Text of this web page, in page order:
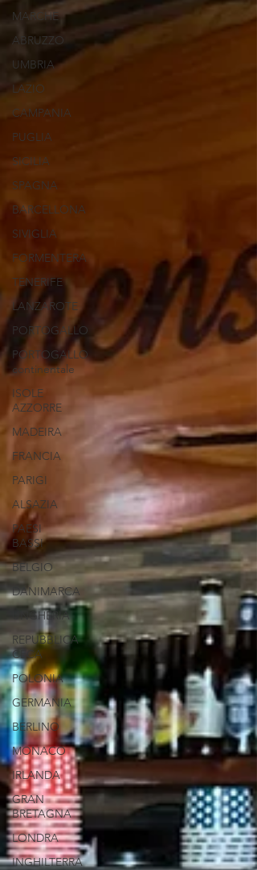
MARCHE
ABRUZZO
UMBRIA
LAZIO
CAMPANIA
PUGLIA
SICILIA
SPAGNA
BARCELLONA
SIVIGLIA
FORMENTERA
TENERIFE
LANZAROTE
PORTOGALLO
PORTOGALLO
continentale
ISOLE
AZZORRE
MADEIRA
FRANCIA
PARIGI
ALSAZIA
PAESI
BASSI
BELGIO
DANIMARCA
UNGHERIA
REPUBBLICA
CECA
POLONIA
GERMANIA
BERLINO
MONACO
IRLANDA
GRAN
BRETAGNA
LONDRA
INGHILTERRA